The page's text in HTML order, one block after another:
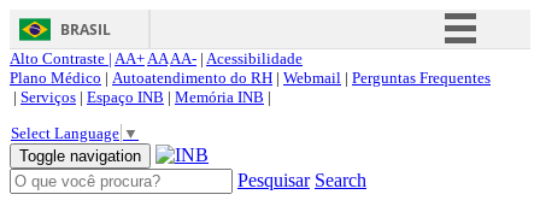
BRASIL
Simplifique!
Acesso à informação
Alto Contraste | AA+AAAA- | Acessibilidade
Plano Médico | Autoatendimento do RH | Webmail | Perguntas Frequentes
| Serviços | Espaço INB | Memória INB |
Select Language ▼
Toggle navigation
Pesquisar Search